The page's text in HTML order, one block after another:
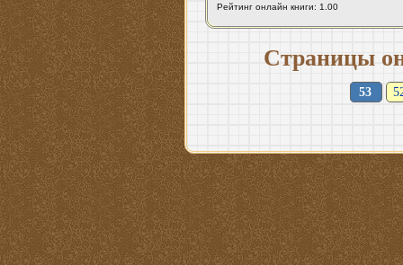
Рейтинг онлайн книги: 1.00
Страницы
53